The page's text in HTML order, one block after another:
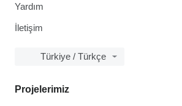
Yardım
İletişim
Türkiye / Türkçe
Projelerimiz